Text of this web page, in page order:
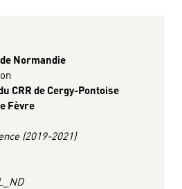
Normandie
CRR de Cergy-Pontoise
Fèvre
(2019-2021)